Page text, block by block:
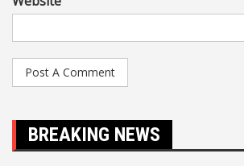
BREAKING NEWS